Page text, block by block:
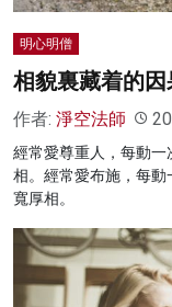
明心明僧
相貌裏藏着的因
作者: 淨空法師
經常愛尊重人，每動
相。經常愛布施，每
寬厚相。